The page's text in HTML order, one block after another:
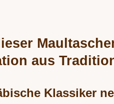
aus
Klassiker